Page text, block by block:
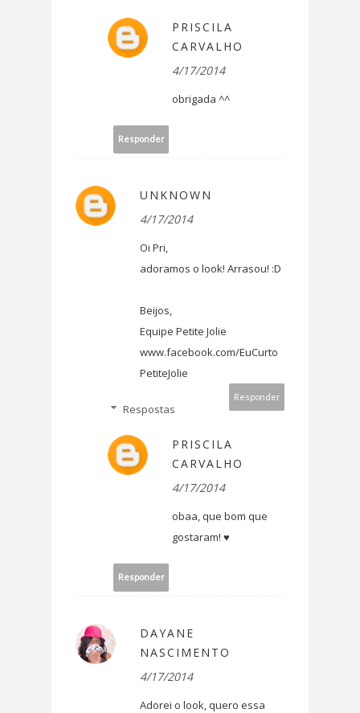
PRISCILA
CARVALHO
4/17/2014
obrigada ^^
Responder
UNKNOWN
4/17/2014
Oi Pri,
adoramos o look! Arrasou! :D
Beijos,
Equipe Petite Jolie
www.facebook.com/EuCurto
PetiteJolie
Responder
Respostas
PRISCILA
CARVALHO
4/17/2014
obaa, que bom que
gostaram! ♥
Responder
DAYANE
NASCIMENTO
4/17/2014
Adorei o look, quero essa